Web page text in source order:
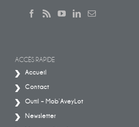
ACCÈS RAPIDE
Accueil
Contact
Outil – Mob’AveyLot
Newsletter